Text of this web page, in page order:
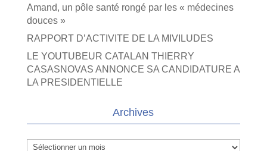
Amand, un pôle santé rongé par les « médecines
douces »
RAPPORT D’ACTIVITE DE LA MIVILUDES
LE YOUTUBEUR CATALAN THIERRY
CASASNOVAS ANNONCE SA CANDIDATURE A
LA PRESIDENTIELLE
Archives
Archives